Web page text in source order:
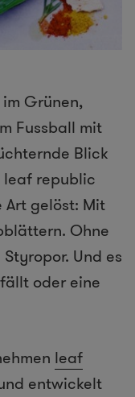
Grünen,
Fussball mit
Blick
leaf republic
gelöst: Mit
Ohne
Und es
oder eine
leaf
entwickelt